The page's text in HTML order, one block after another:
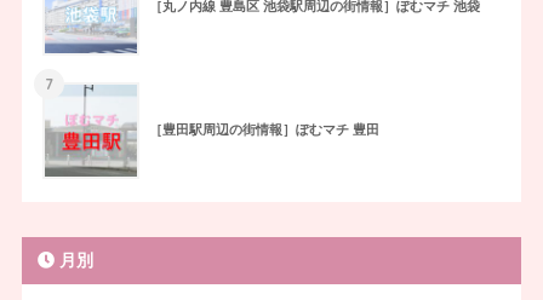
［丸ノ内線 豊島区 池袋駅周辺の街情報］ぽむマチ 池袋
7
［豊田駅周辺の街情報］ぽむマチ 豊田
月別